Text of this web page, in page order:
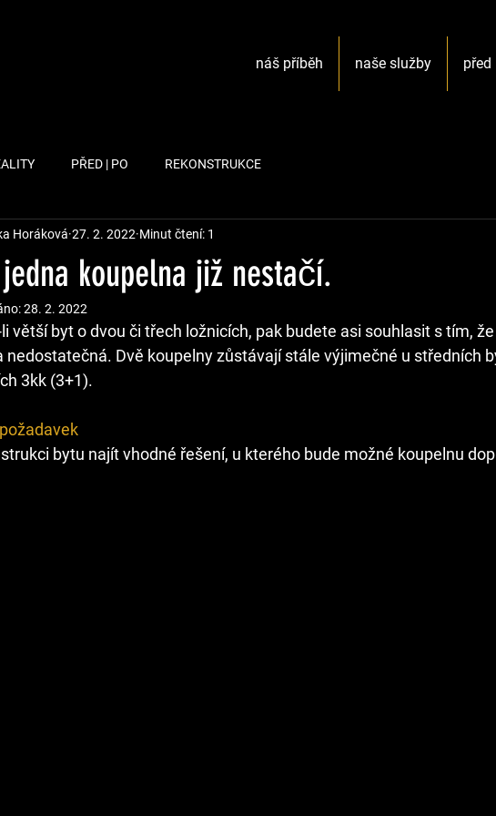
náš příběh naše služby před
PŘED | PO REKONSTRUKCE
koupelna již nestačí.
Horáková 27. 2. 2022 Minut čtení: 1
28. 2. 2022
větší byt o dvou či třech ložnicích, pak budete asi souhlasit s tím,
nedostatečná. Dvě koupelny zůstávají stále výjimečné u středních
3kk (3+1).
bytu najít vhodné řešení, u kterého bude možné koupelnu